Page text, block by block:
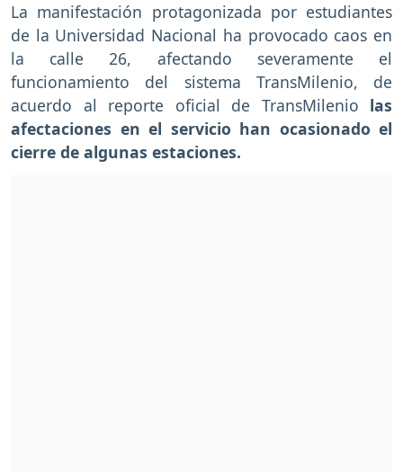
La manifestación protagonizada por estudiantes
de la Universidad Nacional ha provocado caos en
la calle 26, afectando severamente el
funcionamiento del sistema TransMilenio, de
acuerdo al reporte oficial de TransMilenio las
afectaciones en el servicio han ocasionado el
cierre de algunas estaciones.